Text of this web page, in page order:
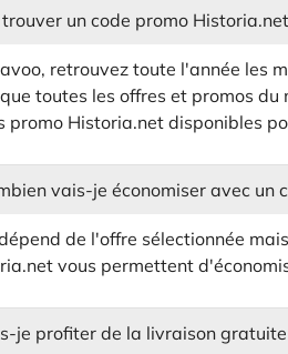
un code promo
retrouvez toute l'année les
toutes les offres et promos
promo Historia.net disponibles
vais-je économiser avec un
de l'offre sélectionnée
vous permettent
je profiter de la livraison